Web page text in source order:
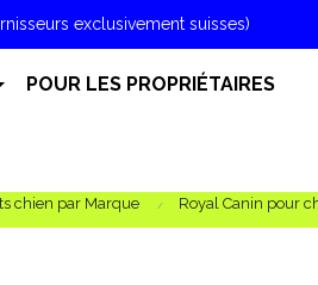
exclusivement suisses)
POUR LES PROPRIÉTAIRES
chien par Marque Royal Canin pour